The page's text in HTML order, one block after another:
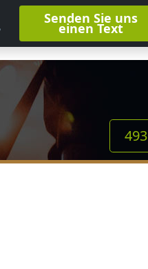
Senden Sie uns
einen Text
493